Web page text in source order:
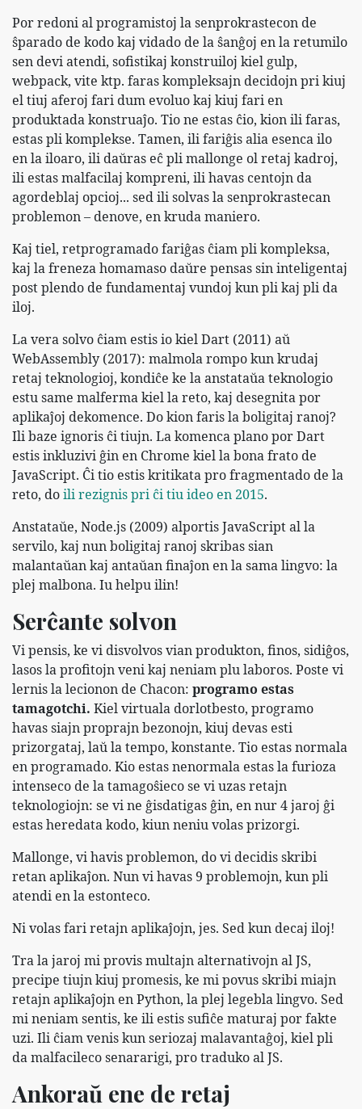
Por redoni al programistoj la senprokrastecon de
ŝparado de kodo kaj vidado de la ŝanĝoj en la retumilo
sen devi atendi, sofistikaj konstruiloj kiel gulp,
webpack, vite ktp. faras kompleksajn decidojn pri kiuj
el tiuj aferoj fari dum evoluo kaj kiuj fari en
produktada konstruaĵo. Tio ne estas ĉio, kion ili faras,
estas pli komplekse. Tamen, ili fariĝis alia esenca ilo
en la iloaro, ili daŭras eĉ pli mallonge ol retaj kadroj,
ili estas malfacilaj kompreni, ili havas centojn da
agordeblaj opcioj... sed ili solvas la senprokrastecan
problemon – denove, en kruda maniero.
Kaj tiel, retprogramado fariĝas ĉiam pli kompleksa,
kaj la freneza homamaso daŭre pensas sin inteligentaj
post plendo de fundamentaj vundoj kun pli kaj pli da
iloj.
La vera solvo ĉiam estis io kiel Dart (2011) aŭ
WebAssembly (2017): malmola rompo kun krudaj
retaj teknologioj, kondiĉe ke la anstataŭa teknologio
estu same malferma kiel la reto, kaj desegnita por
aplikaĵoj dekomence. Do kion faris la boligitaj ranoj?
Ili baze ignoris ĉi tiujn. La komenca plano por Dart
estis inkluzivi ĝin en Chrome kiel la bona frato de
JavaScript. Ĉi tio estis kritikata pro fragmentado de la
reto, doili rezignis pri ĉi tiu ideo en 2015.
Anstataŭe, Node.js (2009) alportis JavaScript al la
servilo, kaj nun boligitaj ranoj skribas sian
malantaŭan kaj antaŭan finaĵon en la sama lingvo: la
plej malbona. Iu helpu ilin!
Serĉante solvon
Vi pensis, ke vi disvolvos vian produkton, finos, sidiĝos,
lasos la profitojn veni kaj neniam plu laboros. Poste vi
lernis la lecionon de Chacon: programo estas
tamagotchi. Kiel virtuala dorlotbesto, programo
havas siajn proprajn bezonojn, kiuj devas esti
prizorgataj, laŭ la tempo, konstante. Tio estas normala
en programado. Kio estas nenormala estas la furioza
intenseco de la tamagoŝieco se vi uzas retajn
teknologiojn: se vi ne ĝisdatigas ĝin, en nur 4 jaroj ĝi
estas heredata kodo, kiun neniu volas prizorgi.
Mallonge, vi havis problemon, do vi decidis skribi
retan aplikaĵon. Nun vi havas 9 problemojn, kun pli
atendi en la estonteco.
Ni volas fari retajn aplikaĵojn, jes. Sed kun decaj iloj!
Tra la jaroj mi provis multajn alternativojn al JS,
precipe tiujn kiuj promesis, ke mi povus skribi miajn
retajn aplikaĵojn en Python, la plej legebla lingvo. Sed
mi neniam sentis, ke ili estis sufiĉe maturaj por fakte
uzi. Ili ĉiam venis kun seriozaj malavantaĝoj, kiel pli
da malfacileco senararigi, pro traduko al JS.
Ankoraŭ ene de retaj